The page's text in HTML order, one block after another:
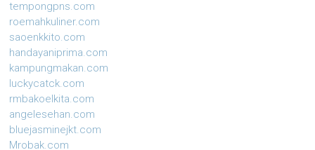
tempongpns.com
roemahkuliner.com
saoenkkito.com
handayaniprima.com
kampungmakan.com
luckycatck.com
rmbakoelkita.com
angelesehan.com
bluejasminejkt.com
Mrobak.com